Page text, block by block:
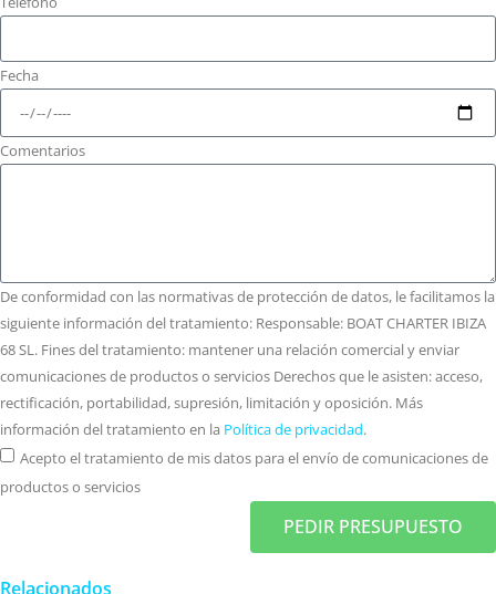
Fecha
Comentarios
De conformidad con las normativas de protección de datos, le facilitamos la
siguiente información del tratamiento: Responsable: BOAT CHARTER IBIZA
68 SL. Fines del tratamiento: mantener una relación comercial y enviar
comunicaciones de productos o servicios Derechos que le asisten: acceso,
rectificación, portabilidad, supresión, limitación y oposición. Más
información del tratamiento en la Política de privacidad.
Acepto el tratamiento de mis datos para el envío de comunicaciones de
productos o servicios
PEDIR PRESUPUESTO
Relacionados